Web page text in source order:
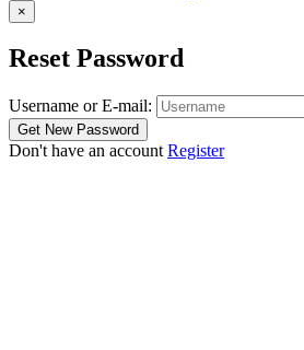
×
Reset Password
Username or E-mail:
Don't have an account Register